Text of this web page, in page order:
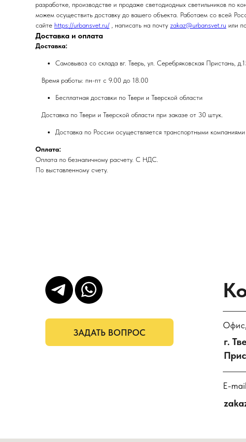
разработке, производстве и продаже светодиодных светильников по
можем осуществить доставку до вашего объекта. Работаем со всей
сайте https://urbansvet.ru/ , написать на почту zakaz@urbansvet.ru или
Доставка и оплата
Доставка:
Самовывоз со склада вг. Тверь, ул. Серебряковская Пристань,
Время работы: пн-пт с 9.00 до 18.00
Бесплатная доставки по Твери и Тверской области
Доставка по Твери и Тверской области при заказе от 30 штук.
Доставка по России осуществляется транспортными
Оплата:
Оплата по безналичному расчету. С НДС.
По выставленному счету.
г.
E-mail
ЗАДАТЬ ВОПРОС